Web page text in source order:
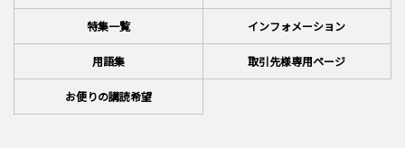
特集一覧 インフォメーション
用語集 取引先様専用ページ
お便りの講読希望